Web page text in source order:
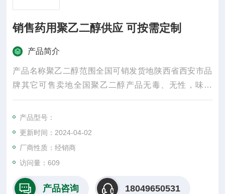
销售药用聚乙二醇供应 可按需定制
产品简介
产品名称聚乙二醇范围全国可销发货地陕西省西安市品
牌其它可售卖地全国聚乙二醇产品无毒、无性，味微
苦，具有良好的水溶性，并与许多**物组份有良好的相溶
性产品型号：
更新时间：2024-04-02
厂商性质：经销商
访问量：609
产品咨询 18049650531